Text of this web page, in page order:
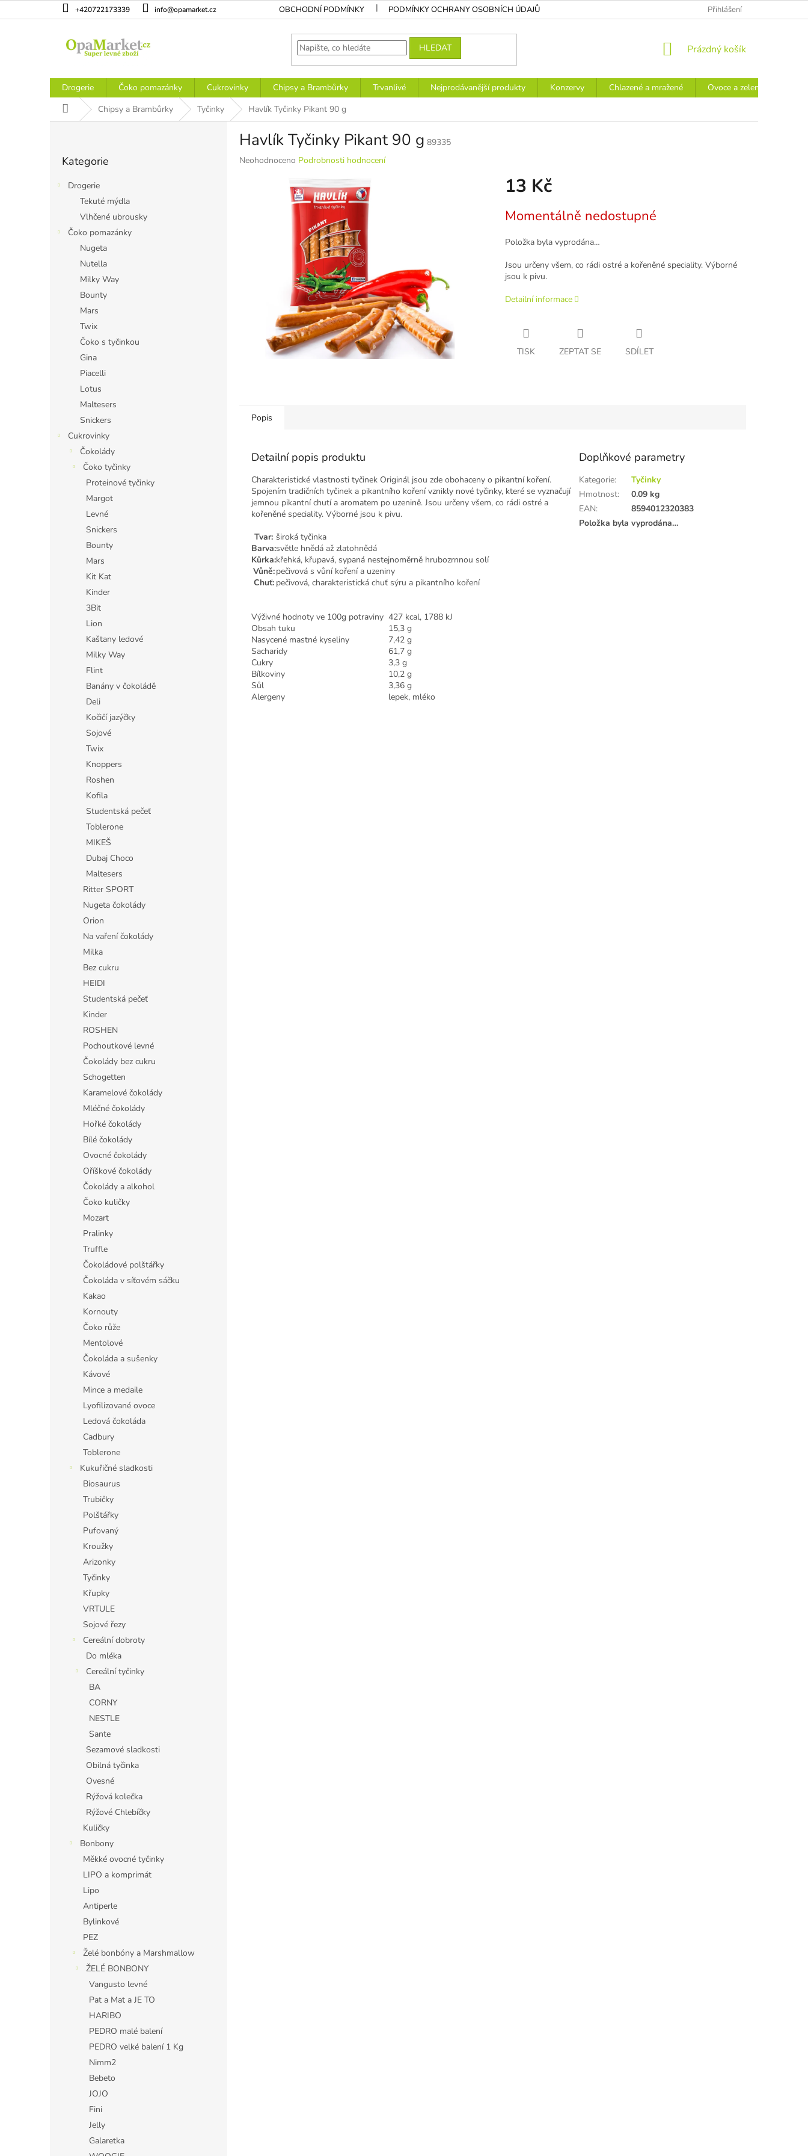
na
+420722173339 info@opamarket.cz OBCHODNÍ PODMÍNKY PODMÍNKY OCHRANY OSOBNÍCH ÚDAJŮ Přihlášení
HLEDAT
NÁKUPNÍ
Prázdný košík
Drogerie Čoko pomazánky Cukrovinky Chipsy a Brambůrky Trvanlivé Nejprodávanější produkty Konzervy Chlazené a mražené Ovoce a zelenina
Domů Chipsy a Brambůrky Tyčinky Havlík Tyčinky Pikant 90 g
kategorie
Kategorie
Drogerie
Tekuté mýdla
Vlhčené ubrousky
Čoko pomazánky
Nugeta
Nutella
Milky Way
Bounty
Mars
Twix
Čoko s tyčinkou
Gina
Piacelli
Lotus
Maltesers
Snickers
Cukrovinky
Čokolády
Čoko tyčinky
Proteinové tyčinky
Margot
Levné
Snickers
Bounty
Mars
Kit Kat
Kinder
3Bit
Lion
Kaštany ledové
Milky Way
Flint
Banány v čokoládě
Deli
Kočičí jazýčky
Sojové
Twix
Knoppers
Roshen
Kofila
Studentská pečeť
Toblerone
MIKEŠ
Dubaj Choco
Maltesers
Ritter SPORT
Nugeta čokolády
Orion
Na vaření čokolády
Milka
Bez cukru
HEIDI
Studentská pečeť
Kinder
ROSHEN
Pochoutkové levné
Čokolády bez cukru
Schogetten
Karamelové čokolády
Mléčné čokolády
Hořké čokolády
Bílé čokolády
Ovocné čokolády
Oříškové čokolády
Čokolády a alkohol
Čoko kuličky
Mozart
Pralinky
Truffle
Čokoládové polštářky
Čokoláda v síťovém sáčku
Kakao
Kornouty
Čoko růže
Mentolové
Čokoláda a sušenky
Kávové
Mince a medaile
Lyofilizované ovoce
Ledová čokoláda
Cadbury
Toblerone
Kukuřičné sladkosti
Biosaurus
Trubičky
Polštářky
Pufovaný
Kroužky
Arizonky
Tyčinky
Křupky
VRTULE
Sojové řezy
Cereální dobroty
Do mléka
Cereální tyčinky
BA
CORNY
NESTLE
Sante
Sezamové sladkosti
Obilná tyčinka
Ovesné
Rýžová kolečka
Rýžové Chlebíčky
Kuličky
Bonbony
Měkké ovocné tyčinky
LIPO a komprimát
Lipo
Antiperle
Bylinkové
PEZ
Želé bonbóny a Marshmallow
ŽELÉ BONBONY
Vangusto levné
Pat a Mat a JE TO
HARIBO
PEDRO malé balení
PEDRO velké balení 1 Kg
Nimm2
Bebeto
JOJO
Fini
Jelly
Galaretka
Havlík Tyčinky Pikant 90 g 89335
Průměrné
Neohodnoceno Podrobnosti hodnocení
13 Kč
cena:
Momentálně nedostupné
Položka byla vyprodána…
Jsou určeny všem, co rádi ostré a kořeněné speciality. Výborné
jsou k pivu.
Detailní informace
TISK ZEPTAT SE SDÍLET
Popis
Detailní popis produktu
Charakteristické vlastnosti tyčinek Originál jsou zde obohaceny o pikantní koření.
Spojením tradičních tyčinek a pikantního koření vznikly nové tyčinky, které se vyznačují
jemnou pikantní chutí a aromatem po uzenině. Jsou určeny všem, co rádi ostré a
kořeněné speciality. Výborné jsou k pivu.
Tvar: široká tyčinka
Barva:světle hnědá až zlatohnědá
Kůrka:křehká, křupavá, sypaná nestejnoměrně hrubozrnnou solí
Vůně:pečivová s vůní koření a uzeniny
Chuť: pečivová, charakteristická chuť sýru a pikantního koření
Výživné hodnoty ve 100g potraviny 427 kcal, 1788 kJ
Obsah tuku
15,3 g
Nasycené mastné kyseliny
7,42 g
Sacharidy
61,7 g
Cukry
3,3 g
Bílkoviny
10,2 g
Sůl
3,36 g
Alergeny
lepek, mléko
Doplňkové parametry
Kategorie:
Tyčinky
Hmotnost:
0.09 kg
EAN:
8594012320383
Položka byla vyprodána…